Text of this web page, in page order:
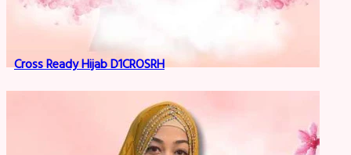
Cross Ready Hijab D1CROSRH